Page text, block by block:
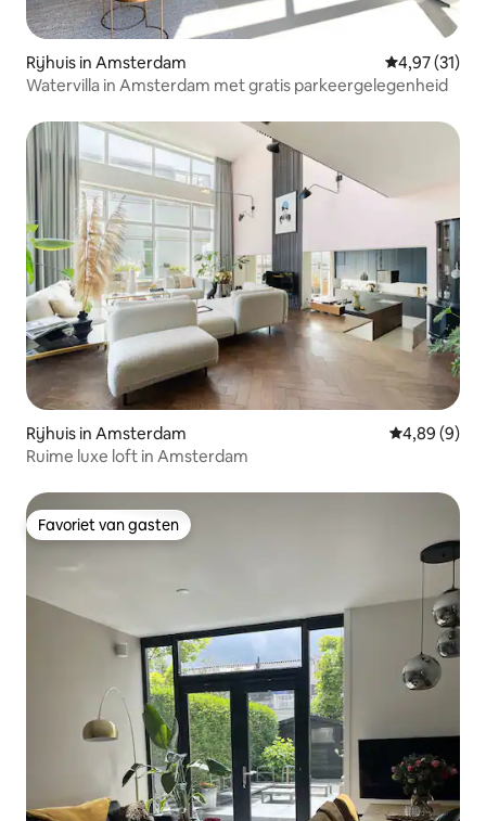
Rijhuis in Amsterdam Gemiddelde
4,97 (31)
Watervilla in Amsterdam met gratis parkeergelegenheid
Rijhuis in Amsterdam Gemiddelde
4,89 (9)
Ruime luxe loft in Amsterdam
Favoriet van gasten
Favoriet van gasten